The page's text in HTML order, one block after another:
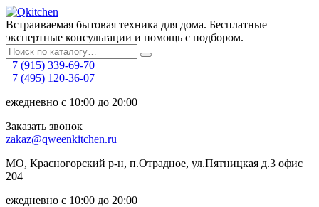
Встраиваемая бытовая техника для дома. Бесплатные
экспертные консультации и помощь с подбором.
+7 (915) 339-69-70
+7 (495) 120-36-07
ежедневно с 10:00 до 20:00
Заказать звонок
zakaz@qweenkitchen.ru
МО, Красногорский р-н, п.Отрадное, ул.Пятницкая д.3 офис
204
ежедневно с 10:00 до 20:00